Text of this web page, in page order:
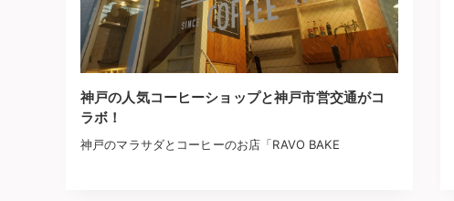
神戸の人気コーヒーショップと神戸市営交通がコ
ラボ！
神戸のマラサダとコーヒーのお店「RAVO BAKE